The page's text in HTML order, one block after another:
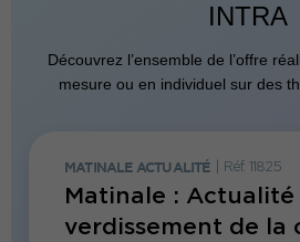
INTRA
Découvrez l’ensemble de l’offre
mesure ou en individuel sur des
MATINALE ACTUALITÉ Réf. 11825
Matinale : Actualité
verdissement de la